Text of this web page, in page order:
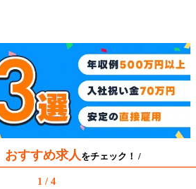
おすすめ求人 をチェック！ /
1 / 4